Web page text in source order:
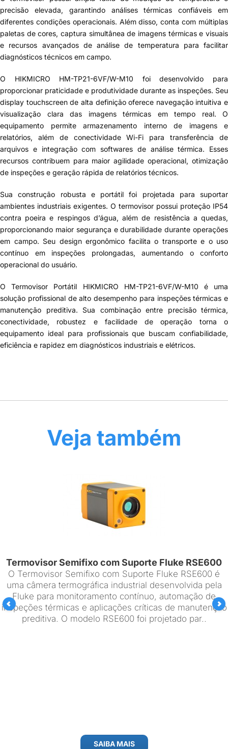
precisão elevada, garantindo análises térmicas confiáveis em
diferentes condições operacionais. Além disso, conta com múltiplas
paletas de cores, captura simultânea de imagens térmicas e visuais
e recursos avançados de análise de temperatura para facilitar
diagnósticos técnicos em campo.
O HIKMICRO HM-TP21-6VF/W-M10 foi desenvolvido para
proporcionar praticidade e produtividade durante as inspeções. Seu
display touchscreen de alta definição oferece navegação intuitiva e
visualização clara das imagens térmicas em tempo real. O
equipamento permite armazenamento interno de imagens e
relatórios, além de conectividade Wi-Fi para transferência de
arquivos e integração com softwares de análise térmica. Esses
recursos contribuem para maior agilidade operacional, otimização
de inspeções e geração rápida de relatórios técnicos.
Sua construção robusta e portátil foi projetada para suportar
ambientes industriais exigentes. O termovisor possui proteção IP54
contra poeira e respingos d’água, além de resistência a quedas,
proporcionando maior segurança e durabilidade durante operações
em campo. Seu design ergonômico facilita o transporte e o uso
contínuo em inspeções prolongadas, aumentando o conforto
operacional do usuário.
O Termovisor Portátil HIKMICRO HM-TP21-6VF/W-M10 é uma
solução profissional de alto desempenho para inspeções térmicas e
manutenção preditiva. Sua combinação entre precisão térmica,
conectividade, robustez e facilidade de operação torna o
equipamento ideal para profissionais que buscam confiabilidade,
eficiência e rapidez em diagnósticos industriais e elétricos.
Veja também
Termovisor Semifixo com Suporte Fluke RSE600
O Termovisor Semifixo com Suporte Fluke RSE600 é
uma câmera termográfica industrial desenvolvida pela
Fluke para monitoramento contínuo, automação de
inspeções térmicas e aplicações críticas de manutenção
preditiva. O modelo RSE600 foi projetado par..
SAIBA MAIS